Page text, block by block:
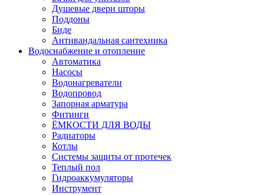
Душевые двери шторы
Поддоны
Биде
Антивандальная сантехника
Водоснабжение и отопление
Автоматика
Насосы
Водонагреватели
Водопровод
Запорная арматура
Фитинги
ЁМКОСТИ ДЛЯ ВОДЫ
Радиаторы
Котлы
Системы защиты от протечек
Теплый пол
Гидроаккумуляторы
Инструмент